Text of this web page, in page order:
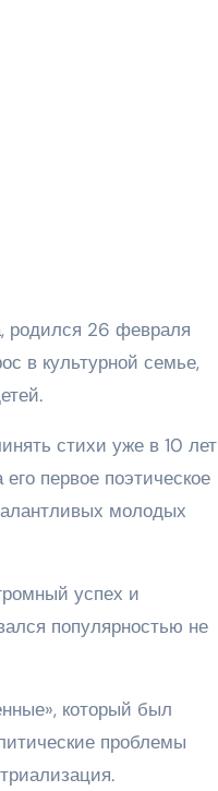
родился 26 февраля
в культурной семье,
стихи уже в 10 лет
первое поэтическое
молодых
успех и
популярностью не
который был
проблемы